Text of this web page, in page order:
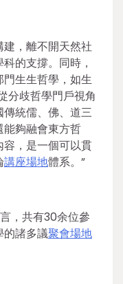
，離不開天然社
的支撐。同時，
生生哲學，如生
分歧哲學門戶視角
統儒、佛、道三
夠融會東方哲
容，是一個可以貫
講座場地體系。”
，共有30余位參
的諸多議聚會場地